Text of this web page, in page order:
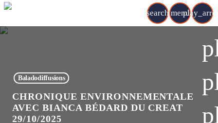
search menu
Baladodiffusions
CHRONIQUE ENVIRONNEMENTALE
AVEC BIANCA BÉDARD DU CREAT
29/10/2025